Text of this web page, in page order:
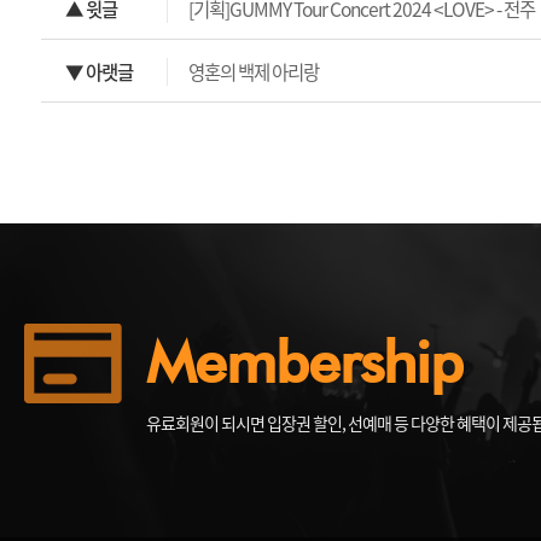
▲ 윗글 [기획]GUMMY Tour Concert 2024 <LOVE> - 전주
▼ 아랫글 영혼의 백제 아리랑
Membership
유료회원이 되시면 입장권 할인, 선예매 등 다양한 혜택이 제공